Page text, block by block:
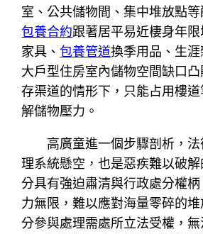
室、公共儲物間、集中堆放點等
包養合約跟著居平易近棲身年
家具、包養管道換季用品、生涯
大戶型住房室內儲物空間缺口
存渠道的情形下，只能占用樓
解儲物壓力。
高廣童進一個步驟剖析，
理系統懸空，也是惡疾難以破
分具有強迫肅清與行政處分權
力無限，難以應對海量零碎的
分參與處理需處所立法受權，